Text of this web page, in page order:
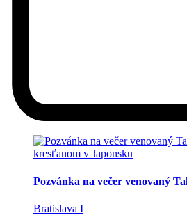
Pozvánka na večer venovaný
Bratislava I